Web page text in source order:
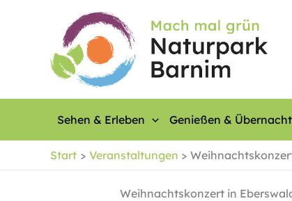
Sehen & Erleben Genießen &
Start Veranstaltungen
Weihnachtskonzert in